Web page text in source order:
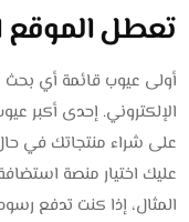
تعطل الموقع
أولى عيوب قائمة أي بحث
الإلكتروني. إحدى أكبر
على شراء منتجاتك في
عليك اختيار منصة
المثال، إذا كنت تدفع